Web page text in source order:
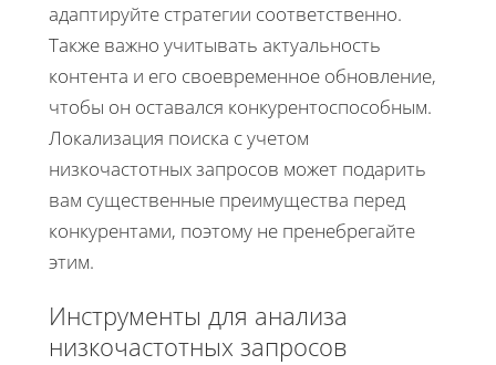
адаптируйте стратегии соответственно.
Также важно учитывать актуальность
контента и его своевременное обновление,
чтобы он оставался конкурентоспособным.
Локализация поиска с учетом
низкочастотных запросов может подарить
вам существенные преимущества перед
конкурентами, поэтому не пренебрегайте
этим.
Инструменты для анализа
низкочастотных запросов